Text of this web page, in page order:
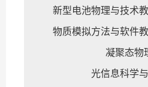
新型电池物理与技术
物质模拟方法与软件
凝聚态物
光信息科学